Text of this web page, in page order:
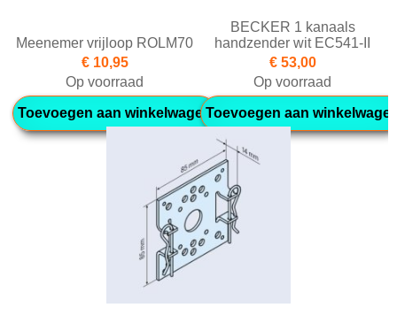
Meenemer vrijloop ROLM70
€ 10,95
Op voorraad
Toevoegen aan winkelwagen
BECKER 1 kanaals
handzender wit EC541-II
€ 53,00
Op voorraad
Toevoegen aan